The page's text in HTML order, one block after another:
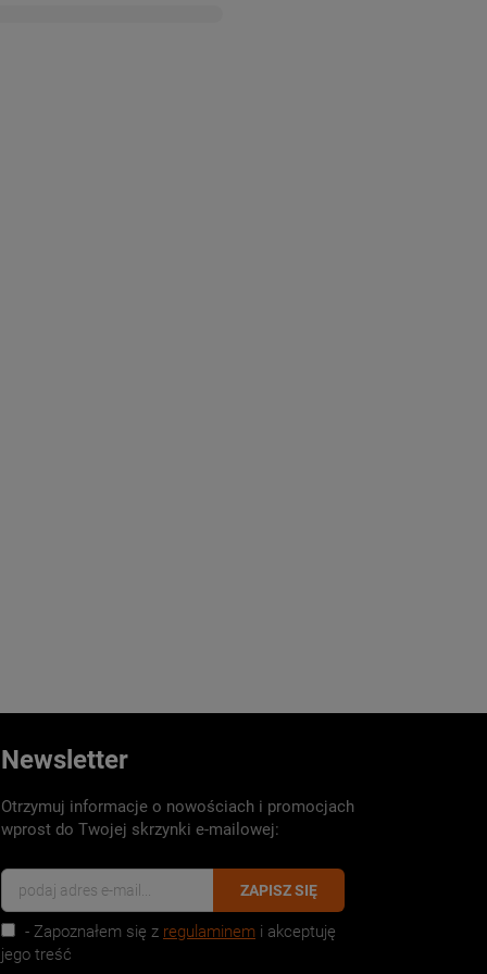
Newsletter
Otrzymuj informacje o nowościach i promocjach
wprost do Twojej skrzynki e-mailowej:
ZAPISZ SIĘ
- Zapoznałem się z regulaminem i akceptuję
jego treść